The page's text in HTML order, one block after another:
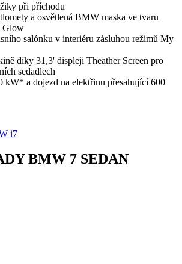
při příchodu
a osvětlená BMW maska ve tvaru
Glow
salónku v interiéru zásluhou režimů My
díky 31,3' displeji Theather Screen pro
sedadlech
kW* a dojezd na elektřinu přesahující 600
i7
BMW 7 SEDAN